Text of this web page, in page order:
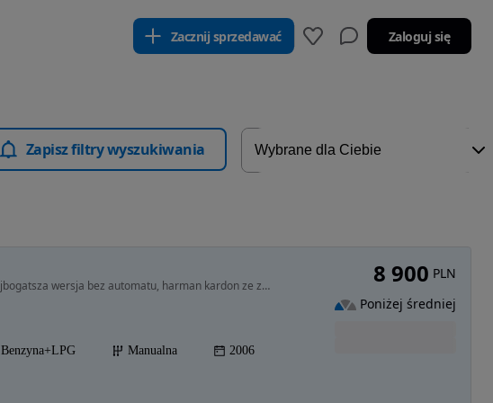
Zacznij sprzedawać Zaloguj się
Zapisz filtry wyszukiwania
2290 cm3 • 260 KM • 9-5 aero najbogatsza wersja bez automatu, harman kardon ze zmieniarką
Benzyna+LPG Manualna 2006
8 900 PLN
Poniżej średniej